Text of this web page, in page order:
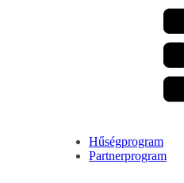
Hűségprogram
Partnerprogram